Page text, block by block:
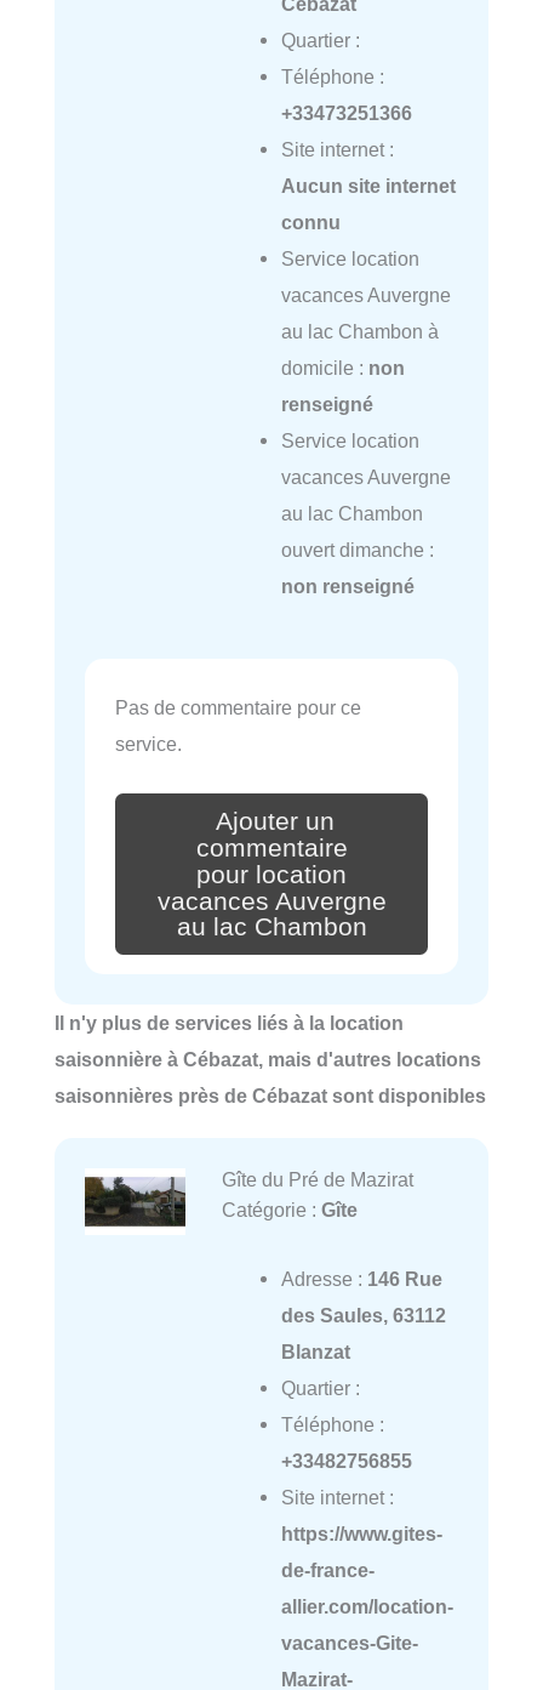
Quartier :
Téléphone :
+33473251366
Site internet :
Aucun site internet
connu
Service location
vacances Auvergne
au lac Chambon à
domicile : non
renseigné
Service location
vacances Auvergne
au lac Chambon
ouvert dimanche :
non renseigné
Pas de commentaire pour ce
service.
Ajouter un
commentaire
pour location
vacances Auvergne
au lac Chambon
Il n'y plus de services liés à la location
saisonnière à Cébazat, mais d'autres locations
saisonnières près de Cébazat sont disponibles
Gîte du Pré de Mazirat
Catégorie : Gîte
Adresse : 146 Rue
des Saules, 63112
Blanzat
Quartier :
Téléphone :
+33482756855
Site internet :
https://www.gites-
de-france-
allier.com/location-
vacances-Gite-
Mazirat-